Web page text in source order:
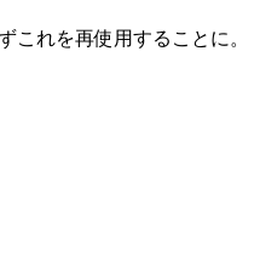
これを再使用することに。